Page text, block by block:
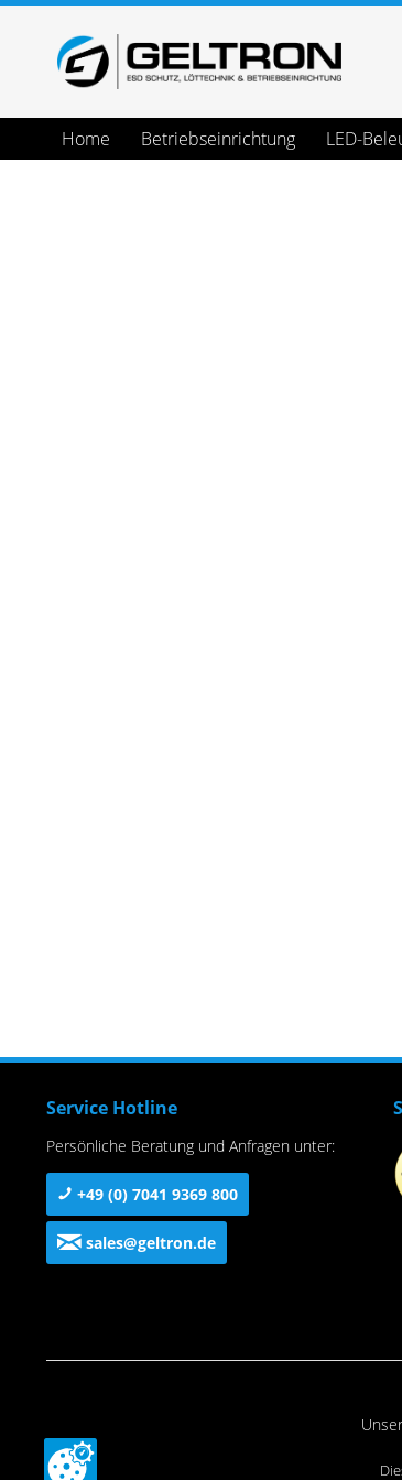
Home Betriebseinrichtung LED-
Service Hotline
Persönliche Beratung und Anfragen unter:
+49 (0) 7041 9369 800
sales@geltron.de